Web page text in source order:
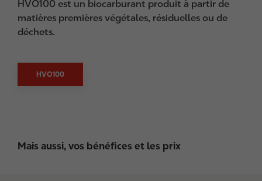
HVO100 est un biocarburant produit à partir de
matières premières végétales, résiduelles ou de
déchets.
HVO100
Mais aussi, vos bénéfices et les prix